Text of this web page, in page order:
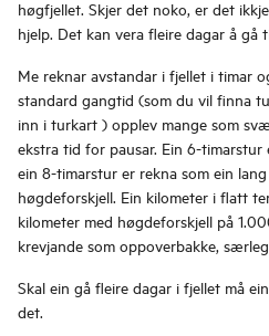
høgfjellet. Skjer det noko, er det
hjelp. Det kan vera fleire dagar å gå
Me reknar avstandar i fjellet i timar
standard gangtid (som du vil finna
inn i turkart ) opplev mange som
ekstra tid for pausar. Ein 6-
ein 8-timarstur er rekna som ein
høgdeforskjell. Ein kilometer i flatt
kilometer med høgdeforskjell på
krevjande som oppoverbakke,
Skal ein gå fleire dagar i fjellet må
det.